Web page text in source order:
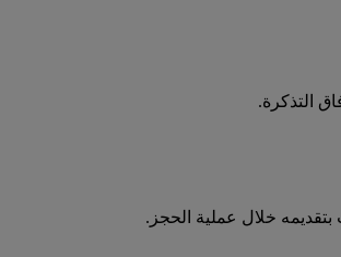
التذكرة.
بتقديمه خلال عملية الحجز.